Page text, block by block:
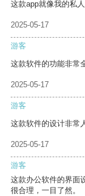
这款app就像我的私
2025-05-17
游客
这款软件的功能非常
2025-05-17
游客
这款软件的设计非常
2025-05-17
游客
这款办公软件的界面
很合理，一目了然。